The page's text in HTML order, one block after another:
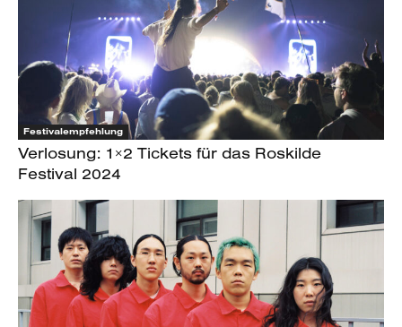
Festivalempfehlung
Verlosung: 1×2 Tickets für das Roskilde
Festival 2024